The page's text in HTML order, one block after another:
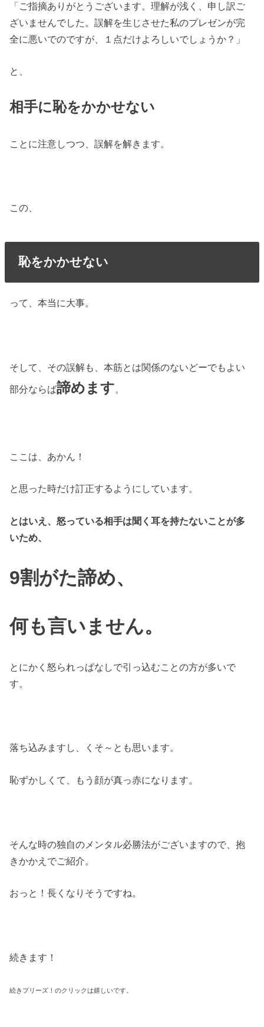
「ご指摘ありがとうございます。理解が浅く、申し訳ご
ざいませんでした。誤解を生じさせた私のプレゼンが完
全に悪いでのですが、１点だけよろしいでしょうか？」
と、
相手に恥をかかせない
ことに注意しつつ、誤解を解きます。
この、
恥をかかせない
って、本当に大事。
そして、その誤解も、本筋とは関係のないどーでもよい
部分ならば諦めます。
ここは、あかん！
と思った時だけ訂正するようにしています。
とはいえ、怒っている相手は聞く耳を持たないことが多
いため、
9割がた諦め、
何も言いません。
とにかく怒られっぱなしで引っ込むことの方が多いで
す。
落ち込みますし、くそ～とも思います。
恥ずかしくて、もう顔が真っ赤になります。
そんな時の独自のメンタル必勝法がございますので、抱
きかかえでご紹介。
おっと！長くなりそうですね。
続きます！
続きプリーズ！のクリックは嬉しいです。